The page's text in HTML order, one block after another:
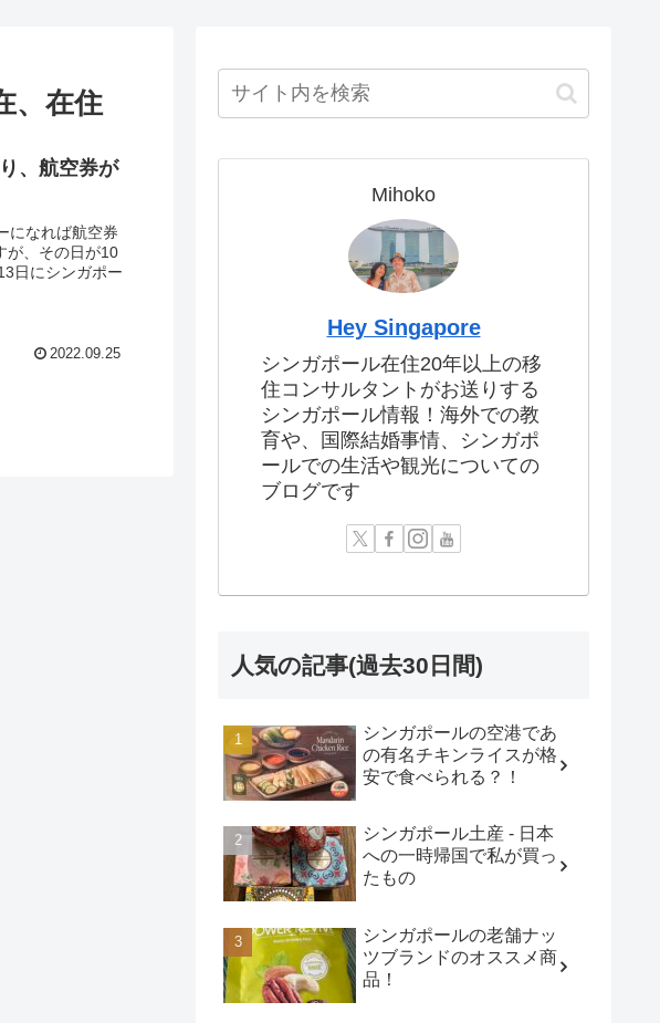
、在住
、航空券が
になれば航空券
が、その日が10
日にシンガポー
2022.09.25
Mihoko
Hey Singapore
シンガポール在住20年以上の移
住コンサルタントがお送りする
シンガポール情報！海外での教
育や、国際結婚事情、シンガポ
ールでの生活や観光についての
ブログです
人気の記事(過去30日間)
シンガポールの空港であ
の有名チキンライスが格
安で食べられる？！
シンガポール土産 - 日本
への一時帰国で私が買っ
たもの
シンガポールの老舗ナッ
ツブランドのオススメ商
品！